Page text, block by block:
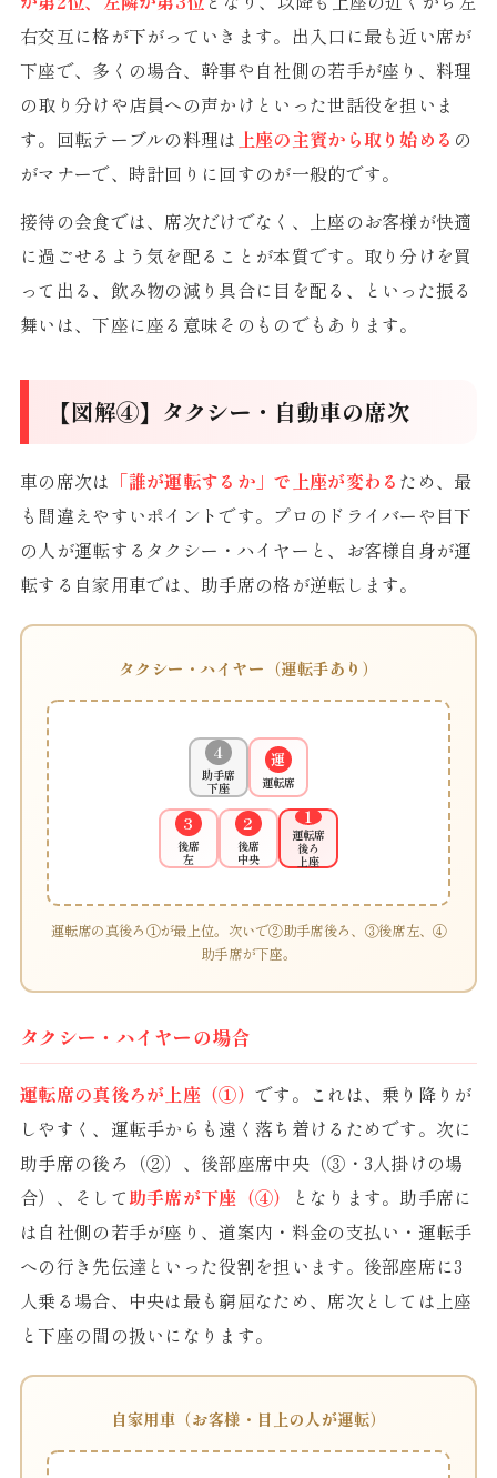
右交互に格が下がっていきます。出入口に最も近い席が
下座で、多くの場合、幹事や自社側の若手が座り、料理
の取り分けや店員への声かけといった世話役を担いま
す。回転テーブルの料理は 上座の主賓から取り始める の
がマナーで、時計回りに回すのが一般的です。
接待の会食では、席次だけでなく、上座のお客様が快適
に過ごせるよう気を配ることが本質です。取り分けを買
って出る、飲み物の減り具合に目を配る、といった振る
舞いは、下座に座る意味そのものでもあります。
【図解④】タクシー・自動車の席次
車の席次は 「誰が運転するか」で上座が変わる ため、最
も間違えやすいポイントです。プロのドライバーや目下
の人が運転するタクシー・ハイヤーと、お客様自身が運
転する自家用車では、助手席の格が逆転します。
タクシー・ハイヤー（運転手あり）
4
助手席
下座
運
運転席
3
後席
左
2
後席
中央
1
運転席
後ろ
上座
運転席の真後ろ①が最上位。次いで②助手席後ろ、③後席左、④
助手席が下座。
タクシー・ハイヤーの場合
運転席の真後ろが上座（①） です。これは、乗り降りが
しやすく、運転手からも遠く落ち着けるためです。次に
助手席の後ろ（②）、後部座席中央（③・3人掛けの場
合）、そして助手席が下座（④）
となります。助手席に
は自社側の若手が座り、道案内・料金の支払い・運転手
への行き先伝達といった役割を担います。後部座席に3
人乗る場合、中央は最も窮屈なため、席次としては上座
と下座の間の扱いになります。
自家用車（お客様・目上の人が運転）